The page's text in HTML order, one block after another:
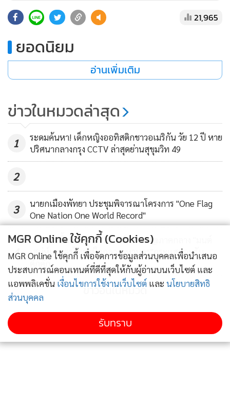
บันเทิง มีรายได้หลักจากการโฆษณาเพียงทางเดียว ตั้งกลุ่มผู้อ่าน
ทุกวันจันทร์-ศุกร์ (ยกเว้นวันหยุดนักขัตฤกษ์) ตามจุดต่างๆ ใน
กรุงเทพมหานคร และต่างจังหวัด เคยมียอดพิมพ์สูงสุด 600,000
ฉบับ ปัจจุบันมีนายมนตรี ปูชตรีรัตน์ เป็นบรรณาธิการ
อนึ่ง ที่ผ่านมาเครือบางกอกโพสต์ได้หยุดตีพิมพ์นิตยสารสติวเดน
ท์ วีคลี่ (Student Weekly) หรือภายใต้ชื่อ S Weekly เมื่อวันที่ 30
ก.ย. 2561 ที่ผ่านมา หลังตีพิมพ์ฉบับแรกเมื่อ 30 มิ.ย. 2512 หรือ
เมื่อ 49 ปีก่อน ในชื่อ “คาไลโดสโคป” (Kaleidoscope) ก่อนจะ
หันไปพัฒนาเนื้อหาข่าวพร้อมคำศัพท์และการอ่านออกเสียง
ผ่านช่องทางออนไลน์ในเว็บไซต์ที่ชื่อ บางกอกโพสต์ เลิร์นนิ่ง
(Bangkok Post Learning) ซึ่งเป็นเซ็กชั่นย่อยในเว็บไซต์
บางกอกโพสต์
อ่านประกอบ : ปิดตำนาน “สติวเดนท์ วีคลี่” นิตยสารภาษา
อังกฤษ เครือบางกอกโพสต์
21,965
ยอดนิยม
อ่านเพิ่มเติม
ข่าวในหมวดล่าสุด
1
ระดมค้นหา! เด็กหญิงออทิสติกชาวอเมริกัน วัย 12 ปี หาย
ปริศนากลางกรุง CCTV ล่าสุดย่านสุขุมวิท 49
2
3
นายกเมืองพัทยา ประชุมพิจารณาโครงการ "One Flag
One Nation One World Record"
4
อ.ต.ก. ปลื้ม! งาน อ.ต.ก.แฟร์ 4 ภาค @ภาคกลาง "มนต์
เสน่ห์เกษตรไทย สู่ใจกลางมหานคร"กระแสตอบรับ
ข่าวอื่นในหมวด
MGR Online ใช้คุกกี้ (Cookies)
MGR Online ใช้คุกกี้ เพื่อจัดการข้อมูลส่วนบุคคลเพื่อนำเสนอ
ประสบการณ์คอนเทนต์ที่ดีที่สุดให้กับผู้อ่านบนเว็บไซต์ และ
แอพพลิเคชั่น เงื่อนไขการใช้งานเว็บไซต์ และ นโยบายสิทธิ
ส่วนบุคคล
รับทราบ